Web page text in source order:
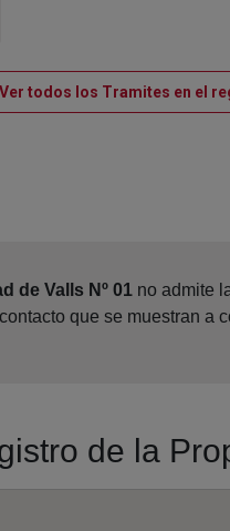
Ver todos los Tramites en el
de Valls Nº 01 no admite
que se muestran a
de la